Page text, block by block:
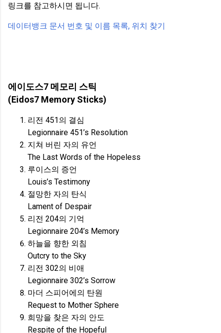
링크를 참고하시면 됩니다.
데이터뱅크 문서 번호 및 이름 목록, 위치 찾기
에이도스7 메모리 스틱
(Eidos7 Memory Sticks)
리전 451의 결심
Legionnaire 451’s Resolution
지쳐 버린 자의 유언
The Last Words of the Hopeless
루이스의 증언
Louis’s Testimony
절망한 자의 탄식
Lament of Despair
리전 204의 기억
Legionnaire 204’s Memory
하늘을 향한 외침
Outcry to the Sky
리전 302의 비애
Legionnaire 302’s Sorrow
마더 스피어에의 탄원
Request to Mother Sphere
희망을 찾은 자의 안도
Respite of the Hopeful